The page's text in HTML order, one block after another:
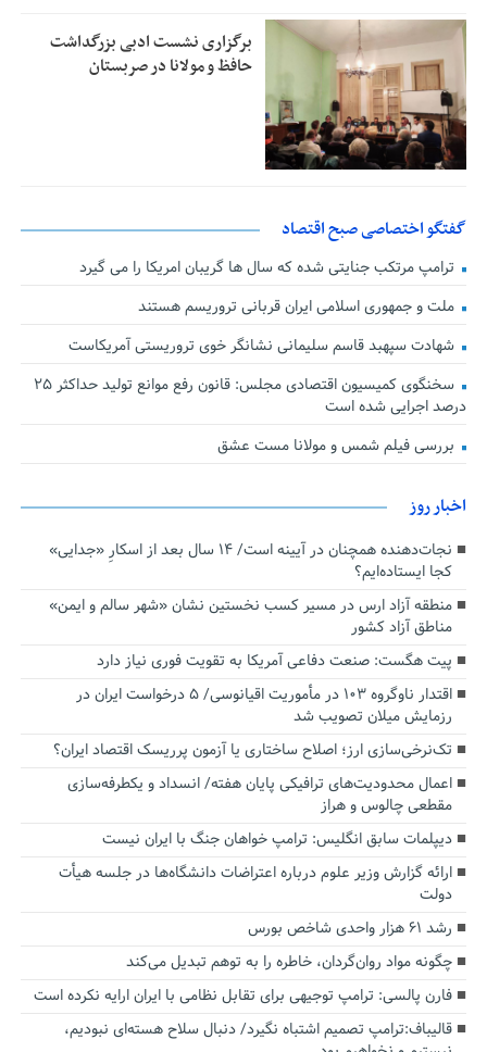
برگزاری نشست ادبی بزرگداشت
حافظ و مولانا در صربستان
گفتگو اختصاصی صبح اقتصاد
ترامپ مرتکب جنایتی شده که سال ها گریبان امریکا را می گیرد
ملت و جمهوری اسلامی ایران قربانی تروریسم هستند
شهادت سپهبد قاسم سلیمانی نشانگر خوی تروریستی آمریکاست
سخنگوی کمیسیون اقتصادی مجلس: قانون رفع موانع تولید حداکثر ۲۵
درصد اجرایی شده است
بررسی فیلم شمس و مولانا مست عشق
اخبار روز
نجات‌دهنده‌ همچنان در آیینه است/ ۱۴ سال بعد از اسکارِ «جدایی»
کجا ایستاده‌ایم؟
منطقه آزاد ارس در مسیر کسب نخستین نشان «شهر سالم و ایمن»
مناطق آزاد کشور
پیت هگست: صنعت دفاعی آمریکا به تقویت فوری نیاز دارد
اقتدار ناوگروه ۱۰۳ در مأموریت‌ اقیانوسی/ ۵ درخواست ایران در
رزمایش میلان تصویب شد
تک‌نرخی‌سازی ارز؛ اصلاح ساختاری یا آزمون پرریسک اقتصاد ایران؟
اعمال محدودیت‌های ترافیکی پایان هفته/ انسداد و یکطرفه‌سازی
مقطعی چالوس و هراز
دیپلمات سابق انگلیس:‌ ترامپ خواهان جنگ با ایران نیست
ارائه گزارش وزیر علوم درباره اعتراضات دانشگاه‌ها در جلسه هیأت
دولت
رشد ۶۱ هزار واحدی شاخص بورس
چگونه مواد روان‌گردان، خاطره را به توهم تبدیل می‌کند
فارن پالسی: ترامپ توجیهی برای تقابل نظامی با ایران ارایه نکرده است
قالیباف:ترامپ تصمیم اشتباه نگیرد/ دنبال سلاح هسته‌ای نبودیم،